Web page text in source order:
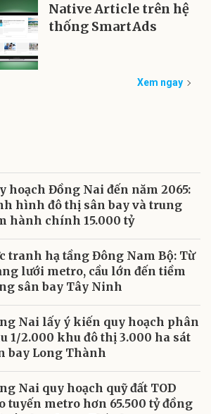
Native Article trên hệ
thống SmartAds
Xem ngay
hoạch Đồng Nai đến năm 2065:
hình đô thị sân bay và trung
hành chính 15.000 tỷ
tranh hạ tầng Đông Nam Bộ: Từ
lưới metro, cầu lớn đến tiềm
sân bay Tây Ninh
Nai lấy ý kiến quy hoạch phân
1/2.000 khu đô thị 3.000 ha sát
bay Long Thành
Nai quy hoạch quỹ đất TOD
tuyến metro hơn 65.500 tỷ đồng